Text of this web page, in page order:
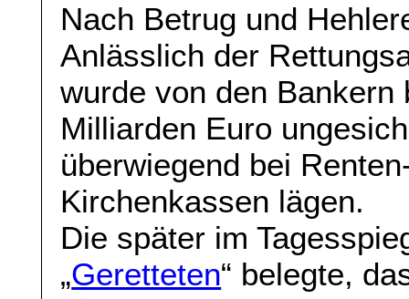
Nach Betrug und
Anlässlich der
wurde von den
Milliarden Euro
überwiegend bei
Kirchenkassen lägen.
Die später im
„Geretteten“ belegte,